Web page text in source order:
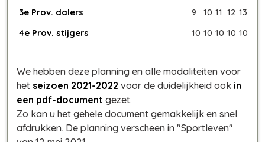
3e Prov. dalers
9 10 11 12 13
4e Prov. stijgers
10 10 10 10 10
We hebben deze planning en alle modaliteiten voor
het seizoen 2021-2022 voor de duidelijkheid ook in
een pdf-document gezet.
Zo kan u het gehele document gemakkelijk en snel
afdrukken. De planning verscheen in "Sportleven"